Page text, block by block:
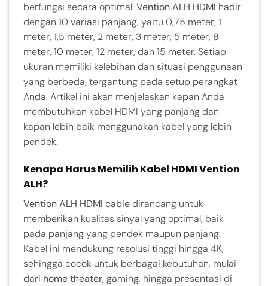
berfungsi secara optimal.Vention ALH HDMI hadir
dengan 10 variasi panjang, yaitu 0,75 meter, 1
meter, 1,5 meter, 2 meter, 3 meter, 5 meter, 8
meter, 10 meter, 12 meter, dan 15 meter. Setiap
ukuran memiliki kelebihan dan situasi penggunaan
yang berbeda, tergantung pada setup perangkat
Anda. Artikel ini akan menjelaskan kapan Anda
membutuhkan kabel HDMI yang panjang dan
kapan lebih baik menggunakan kabel yang lebih
pendek.
Kenapa Harus Memilih Kabel HDMI Vention
ALH?
Vention ALH HDMI cabledirancang untuk
memberikan kualitas sinyal yang optimal, baik
pada panjang yang pendek maupun panjang.
Kabel ini mendukung resolusi tinggi hingga 4K,
sehingga cocok untuk berbagai kebutuhan, mulai
dari home theater, gaming, hingga presentasi di